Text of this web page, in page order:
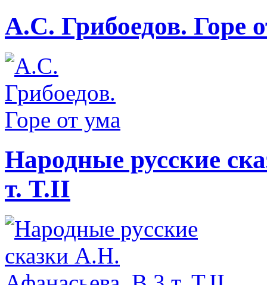
A.C. Грибоедов. Горе
Народные русские
т. Т.II